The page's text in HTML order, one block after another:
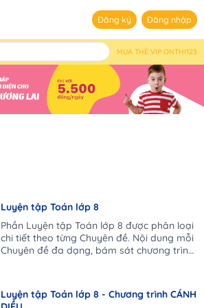
Đăng ký Đăng nhập
MUA THẺ VIP ONTHI123
Luyện tập Toán lớp 8
Phần Luyện tập Toán lớp 8 được phân loại
chi tiết theo từng Chuyên đề. Nội dung mỗi
Chuyên đề đa dạng, bám sát chương trình
tiếp cận kiến thức tốt, luyện tập đầy đủ
các dạng bài từ cơ bản đến nâng cao. Qua
Luyện tập Toán lớp 8 - Chương trình CÁNH